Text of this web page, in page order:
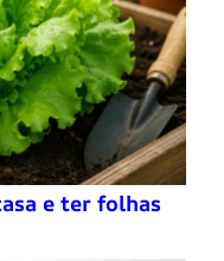
e ter folhas